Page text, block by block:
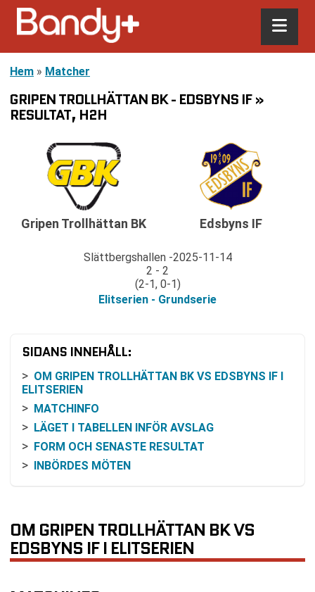
Hem » Matcher
GRIPEN TROLLHÄTTAN BK - EDSBYNS IF »
RESULTAT, H2H
Gripen Trollhättan BK
Slättbergshallen 2025-11-14
2 - 2
(2-1, 0-1)
Elitserien - Grundserie
Edsbyns IF
SIDANS INNEHÅLL:
OM GRIPEN TROLLHÄTTAN BK VS EDSBYNS IF I
ELITSERIEN
MATCHINFO
LÄGET I TABELLEN INFÖR AVSLAG
FORM OCH SENASTE RESULTAT
INBÖRDES MÖTEN
EFTER DENNA MATCH
VANLIGA FRÅGOR OM GRIPEN TROLLHÄTTAN BK
VS EDSBYNS IF
OM GRIPEN TROLLHÄTTAN BK VS
EDSBYNS IF I ELITSERIEN